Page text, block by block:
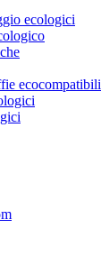
ecologici
ecocompatibili